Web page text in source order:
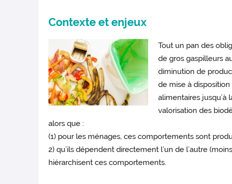
Contexte et enjeux
Tout un pan des
de gros gaspilleurs
diminution de
de mise à
alimentaires jusqu’à
valorisation des
alors que :
(1) pour les ménages, ces comportements sont
2) qu’ils dépendent directement l’un de l’autre
hiérarchisent ces comportements.